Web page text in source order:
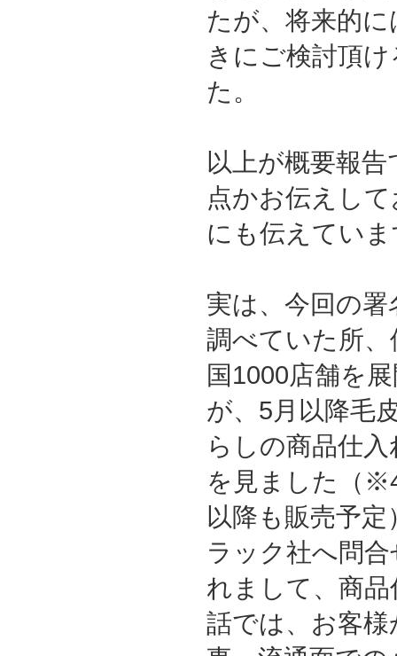
たが、将来的
きにご検討頂
た。
以上が概要報
点かお伝えし
にも伝えてい
実は、今回の
調べていた所
国1000店舗を
が、5月以降毛
らしの商品仕
を見ました（
以降も販売予
ラック社へ問
れまして、商
話では、お客